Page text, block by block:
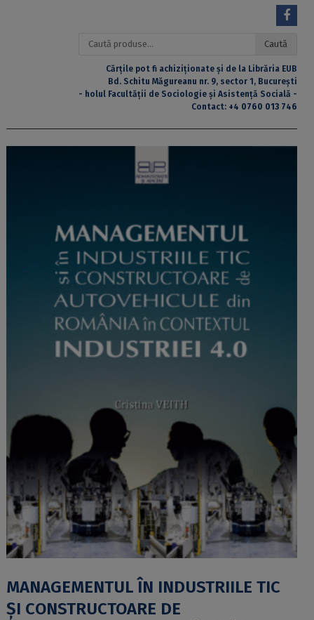
Caută
Caută
Cărțile pot fi achiziționate și de la Librăria EUB
Bd. Schitu Măgureanu nr. 9, sector 1, București
- holul Facultății de Sociologie și Asistență Socială -
Contact: +4 0760 013 746
MANAGEMENTUL ÎN INDUSTRIILE TIC
ȘI CONSTRUCTOARE DE